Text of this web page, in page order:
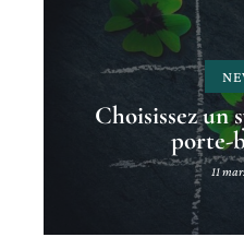
Choisissez un
porte-
11